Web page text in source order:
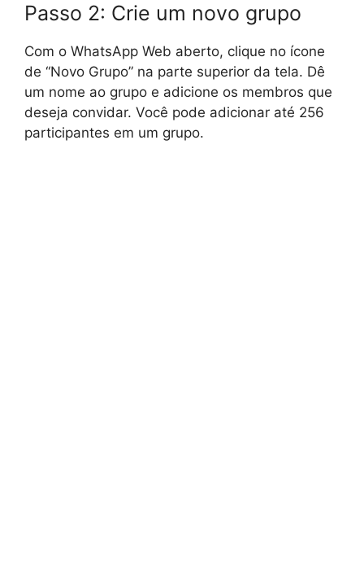
Passo 2: Crie um novo grupo
Com o WhatsApp Web aberto, clique no ícone
de “Novo Grupo” na parte superior da tela. Dê
um nome ao grupo e adicione os membros que
deseja convidar. Você pode adicionar até 256
participantes em um grupo.